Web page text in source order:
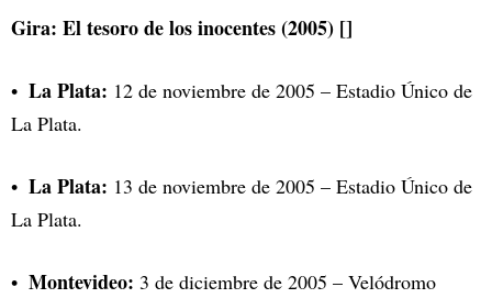
Gira: El tesoro de los inocentes (2005) []
La Plata: 12 de noviembre de 2005 – Estadio Único de
La Plata.
La Plata: 13 de noviembre de 2005 – Estadio Único de
La Plata.
Montevideo: 3 de diciembre de 2005 – Velódromo